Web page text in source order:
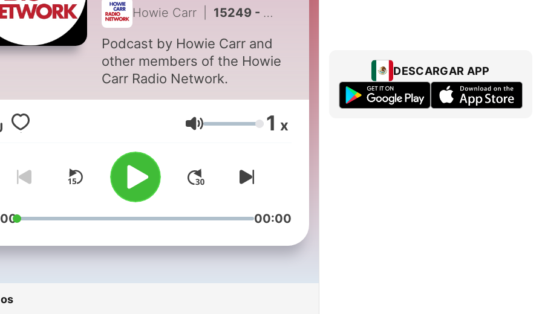
Howie Carr 15249 - Mistaken For A Bear & Taking A Helicopter To The Store | 8.07.26 - The Howie Carr Show Hour 4
Podcast by Howie Carr and
other members of the Howie
Carr Radio Network.
Volumen 1 x
00:00
DESCARGAR APP